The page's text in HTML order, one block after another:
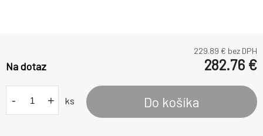
229.89 € bez DPH
Na dotaz 282.76 €
- + ks Do košíka